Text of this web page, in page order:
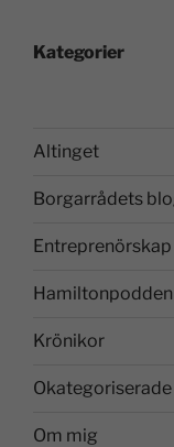
Kategorier
Altinget
Borgarrådets
Hamiltonpodden
Krönikor
Okategoriserade
Om mig